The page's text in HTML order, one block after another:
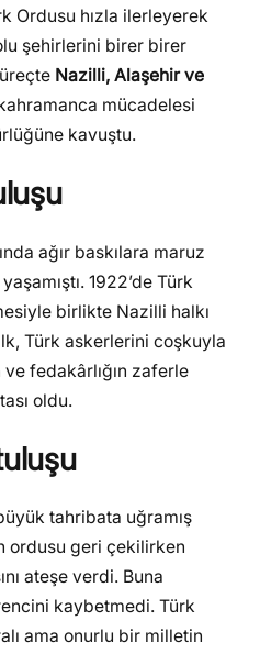
Ordusu hızla ilerleyerek
şehirlerini birer birer
Nazilli, Alaşehir ve
mücadelesi
kavuştu.
ağır baskılara maruz
1922’de Türk
birlikte Nazilli halkı
Türk askerlerini coşkuyla
ve fedakârlığın zaferle
oldu.
tahribata uğramış
ordusu geri çekilirken
ateşe verdi. Buna
kaybetmedi. Türk
ama onurlu bir milletin